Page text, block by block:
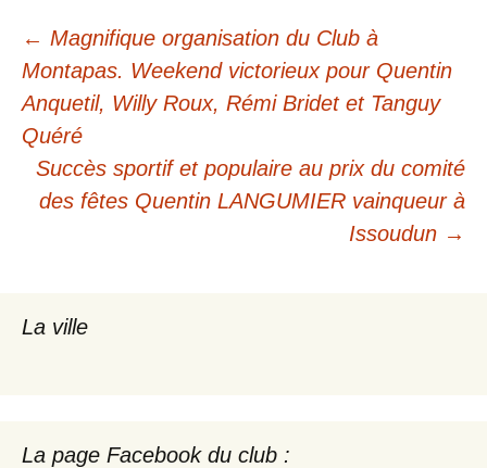
Navigation
des
articles
← Magnifique organisation du Club à
Montapas. Weekend victorieux pour Quentin
Anquetil, Willy Roux, Rémi Bridet et Tanguy
Quéré
Succès sportif et populaire au prix du comité
des fêtes Quentin LANGUMIER vainqueur à
Issoudun →
La ville
La page Facebook du club :